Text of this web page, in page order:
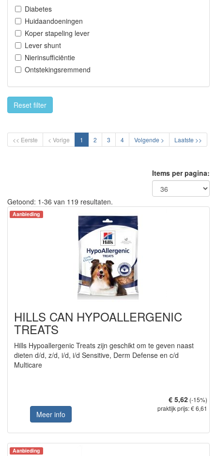
Diabetes
Huidaandoeningen
Koper stapeling lever
Lever shunt
Nierinsufficiëntie
Ontstekingsremmend
Reset filter
<< Eerste < Vorige 1 2 3 4 Volgende > Laatste >>
Items per pagina:
Getoond: 1-36 van 119 resultaten.
Aanbieding
HILLS CAN HYPOALLERGENIC
TREATS
Hills Hypoallergenic Treats zijn geschikt om te geven naast
dieten d/d, z/d, i/d, i/d Sensitive, Derm Defense en c/d
Multicare
Meer info
€ 5,62 (-15%)
praktijk prijs: € 6,61
Aanbieding